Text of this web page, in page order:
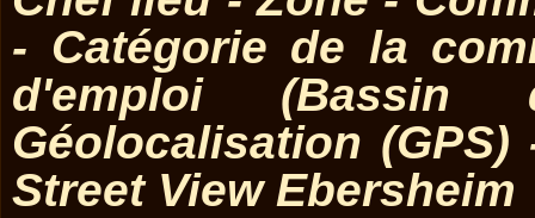
- Catégorie de la
d'emploi (Bassin
Géolocalisation
Street View Ebersheim